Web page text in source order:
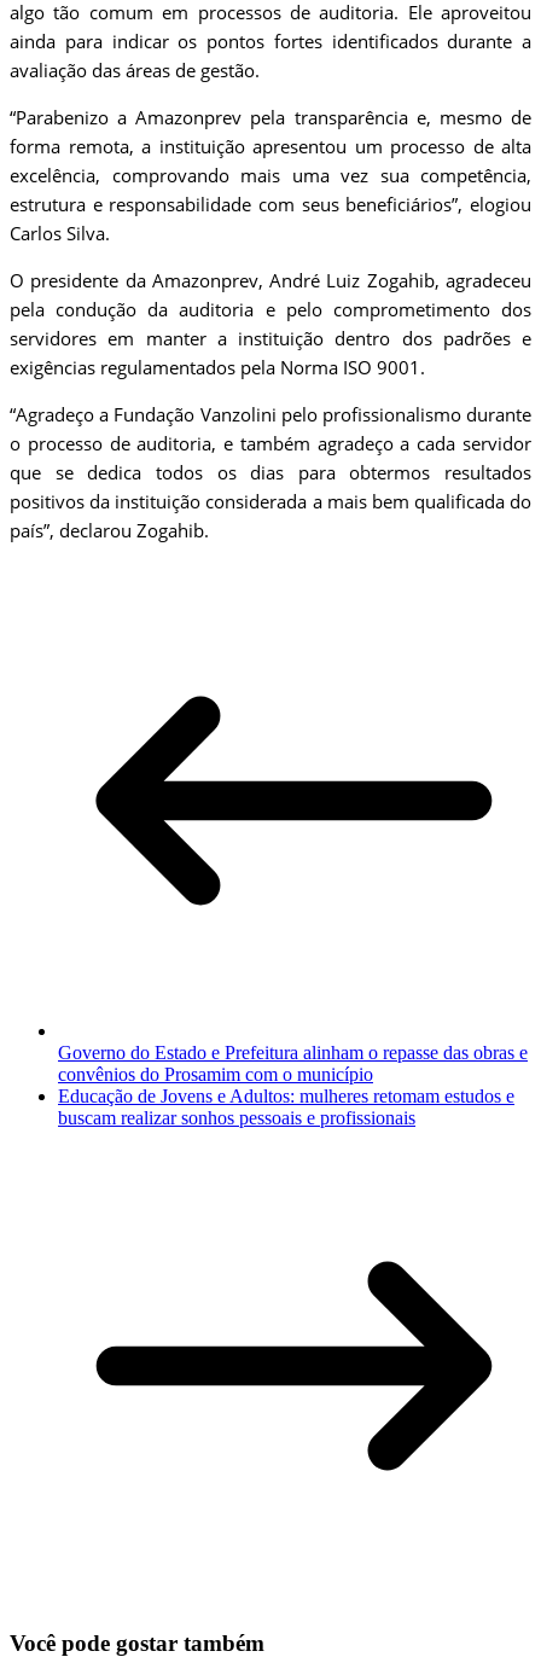
algo tão comum em processos de auditoria. Ele aproveitou
ainda para indicar os pontos fortes identificados durante a
avaliação das áreas de gestão.
“Parabenizo a Amazonprev pela transparência e, mesmo de
forma remota, a instituição apresentou um processo de alta
excelência, comprovando mais uma vez sua competência,
estrutura e responsabilidade com seus beneficiários”, elogiou
Carlos Silva.
O presidente da Amazonprev, André Luiz Zogahib, agradeceu
pela condução da auditoria e pelo comprometimento dos
servidores em manter a instituição dentro dos padrões e
exigências regulamentados pela Norma ISO 9001.
“Agradeço a Fundação Vanzolini pelo profissionalismo durante
o processo de auditoria, e também agradeço a cada servidor
que se dedica todos os dias para obtermos resultados
positivos da instituição considerada a mais bem qualificada do
país”, declarou Zogahib.
Governo do Estado e Prefeitura alinham o repasse das obras e
convênios do Prosamim com o município
Educação de Jovens e Adultos: mulheres retomam estudos e
buscam realizar sonhos pessoais e profissionais
Você pode gostar também